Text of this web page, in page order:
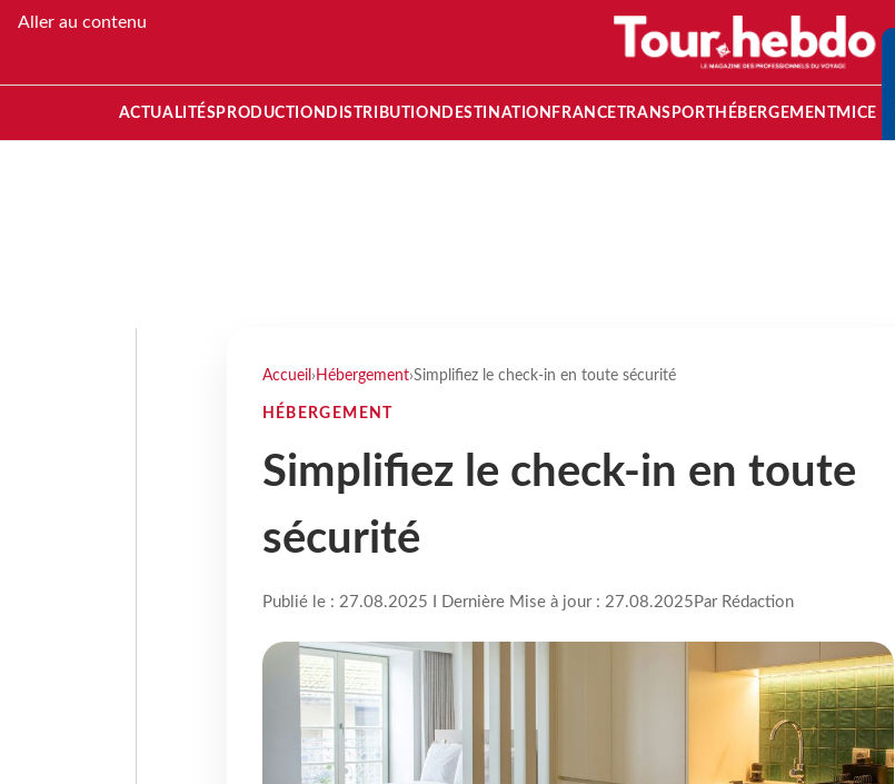
Aller au contenu
ACTUALITÉS PRODUCTION DISTRIBUTION DESTINATION FRANCETRANSPORT HÉBERGEMENTMICE
Accueil › Hébergement›Simplifiez le check-in en toute sécurité
HÉBERGEMENT
Simplifiez le check-in en toute
sécurité
Publié le : 27.08.2025 I Dernière Mise à jour : 27.08.2025 Par Rédaction